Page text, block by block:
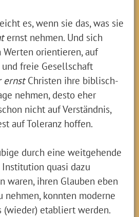
es, wenn sie das, was sie
ernst nehmen. Und sich
Werten orientieren, auf
freie Gesellschaft
ernstChristen ihre biblisch-
nehmen, desto eher
nicht auf Verständnis,
auf Toleranz hoffen.
durch eine weitgehende
quasi dazu
waren, ihren Glauben eben
nehmen, konnten moderne
(wieder) etabliert werden.